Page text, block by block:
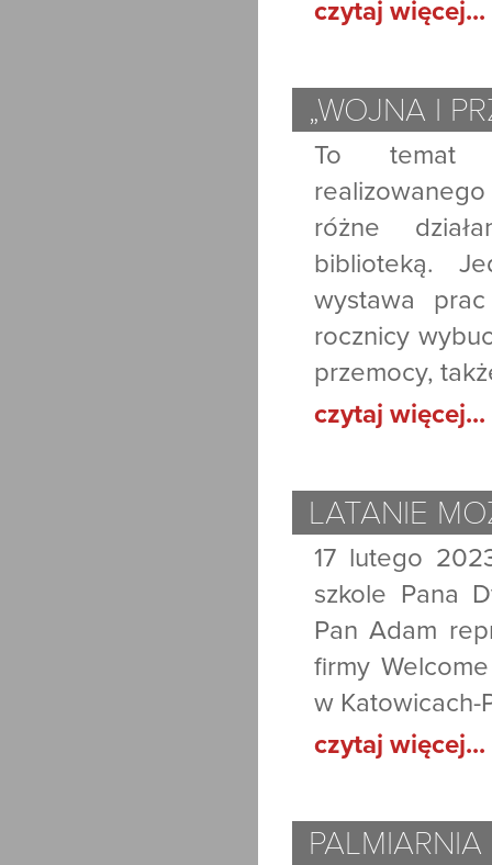
czytaj więcej...
„WOJNA I
To temat
różne
biblioteką.
wystawa
rocznicy
przemocy,
czytaj więcej...
LATANIE
17 lutego
szkole Pana
Pan Adam
firmy
w Katowicach-
czytaj więcej...